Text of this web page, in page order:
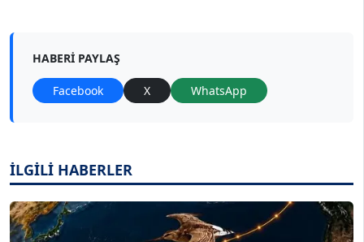
HABERI PAYLAŞ
Facebook X WhatsApp
İLGİLİ HABERLER